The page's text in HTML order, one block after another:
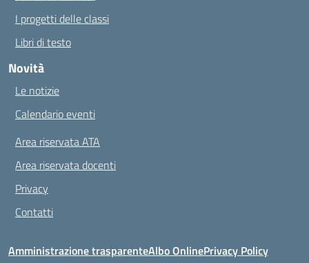
I progetti delle classi
Libri di testo
Novità
Le notizie
Calendario eventi
Area riservata ATA
Area riservata docenti
Privacy
Contatti
Amministrazione trasparenteAlbo OnlinePrivacy Policy